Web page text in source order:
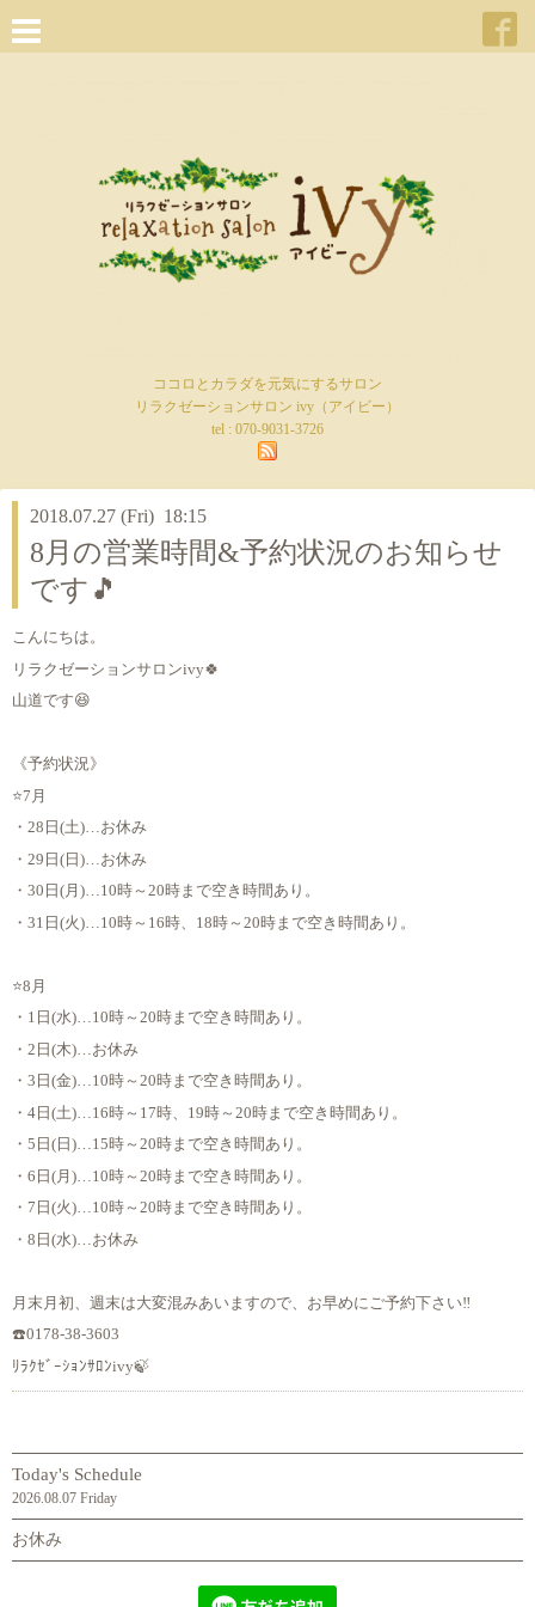
ココロとカラダを元気にするサロン
リラクゼーションサロン ivy（アイビー）
tel : 070-9031-3726
2018.07.27 (Fri) 18:15
8月の営業時間&予約状況のお知らせ
です🎵
こんにちは。
リラクゼーションサロンivy🍀
山道です😆
《予約状況》
⭐7月
・28日(土)…お休み
・29日(日)…お休み
・30日(月)…10時～20時まで空き時間あり。
・31日(火)…10時～16時、18時～20時まで空き時間あり。
⭐8月
・1日(水)…10時～20時まで空き時間あり。
・2日(木)…お休み
・3日(金)…10時～20時まで空き時間あり。
・4日(土)…16時～17時、19時～20時まで空き時間あり。
・5日(日)…15時～20時まで空き時間あり。
・6日(月)…10時～20時まで空き時間あり。
・7日(火)…10時～20時まで空き時間あり。
・8日(水)…お休み
月末月初、週末は大変混みあいますので、お早めにご予約下さい‼️
☎️0178-38-3603
ﾘﾗｸｾﾞｰｼｮﾝｻﾛﾝivy🍃
Today's Schedule
2026.08.07 Friday
お休み